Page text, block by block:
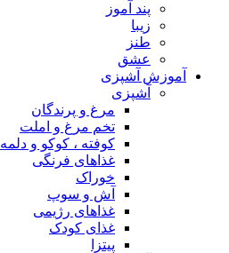
پند آموز
زیبا
طنز
عشق
آموزش آشپزی
آشپزی
مرغ و پرندگان
تخم مرغ و املت
کوفته ، کوکو و دلمه
غذاهای فرنگی
خوراک
آش و سوپ
غذاهای رژیمی
غذای کودک
پیتزا